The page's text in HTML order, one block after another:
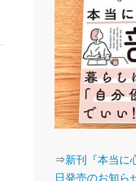
⇒新刊『本当に
日発売のお知ら